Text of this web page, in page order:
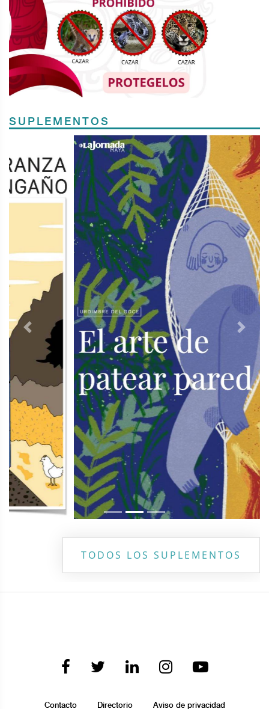
SUPLEMENTOS
Previous Next
TODOS LOS SUPLEMENTOS
Contacto Directorio Aviso de privacidad